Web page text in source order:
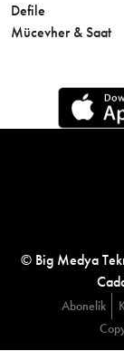
Defile
Mücevher & Saat
© Big Medya
Abonelik